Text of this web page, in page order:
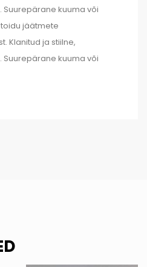
kuuma või
jäätmete
Klanitud ja stiilne,
kuuma või